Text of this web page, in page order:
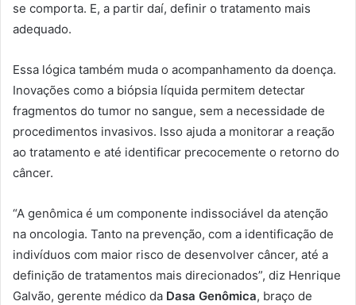
se comporta. E, a partir daí, definir o tratamento mais
adequado.
Essa lógica também muda o acompanhamento da doença.
Inovações como a biópsia líquida permitem detectar
fragmentos do tumor no sangue, sem a necessidade de
procedimentos invasivos. Isso ajuda a monitorar a reação
ao tratamento e até identificar precocemente o retorno do
câncer.
“A genômica é um componente indissociável da atenção
na oncologia. Tanto na prevenção, com a identificação de
indivíduos com maior risco de desenvolver câncer, até a
definição de tratamentos mais direcionados”, diz Henrique
Galvão, gerente médico da Dasa Genômica, braço de